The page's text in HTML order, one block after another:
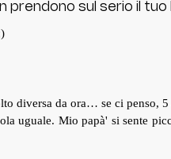
sul serio il tuo
diversa da ora… se ci penso,
uguale. Mio papà' si sente